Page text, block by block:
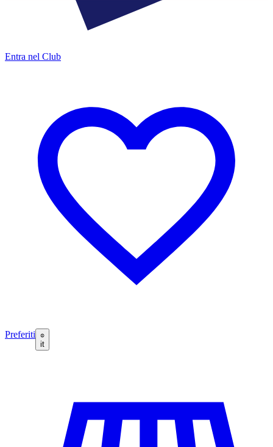
Entra nel Club
Preferiti
it